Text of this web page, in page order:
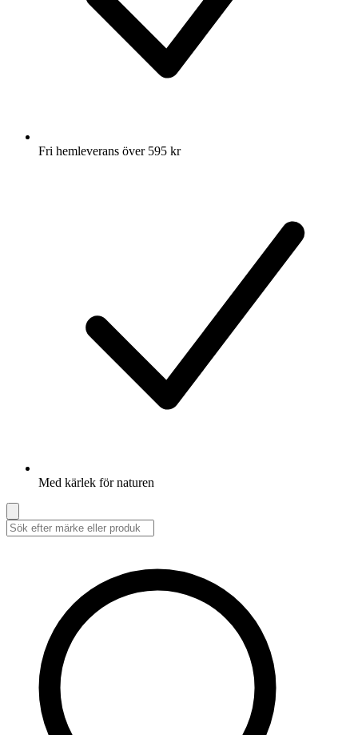
Fri hemleverans över 595 kr
Med kärlek för naturen